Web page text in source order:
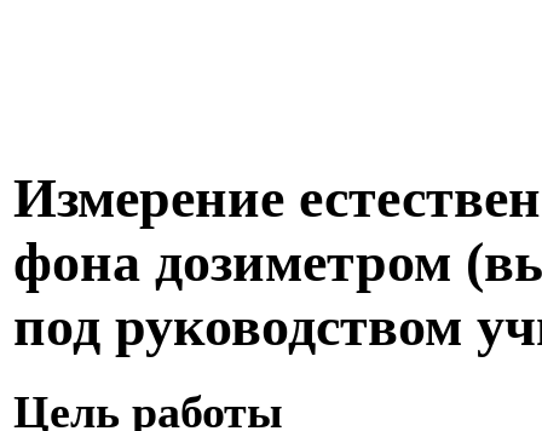
Измерение
фона дозиметром
под руководством
Цель работы